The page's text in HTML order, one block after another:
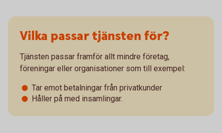
Vilka passar tjänsten för?
Tjänsten passar framför allt mindre företag,
föreningar eller organisationer som till exempel:
Tar emot betalningar från privatkunder
Håller på med insamlingar.